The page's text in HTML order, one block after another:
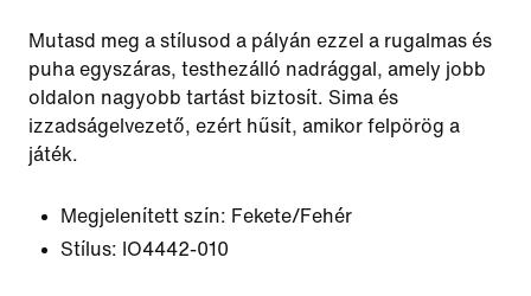
Mutasd meg a stílusod a pályán ezzel a rugalmas és
puha egyszáras, testhezálló nadrággal, amely jobb
oldalon nagyobb tartást biztosít. Sima és
izzadságelvezető, ezért hűsít, amikor felpörög a
játék.
Megjelenített szín: Fekete/Fehér
Stílus: IO4442-010